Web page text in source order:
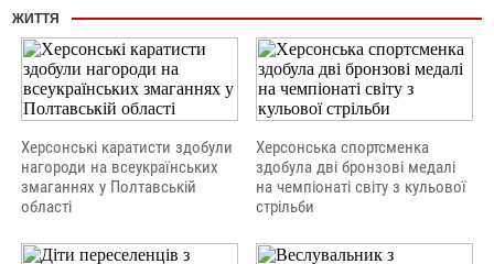
ЖИТТЯ
Херсонські каратисти здобули
нагороди на всеукраїнських
змаганнях у Полтавській
області
Херсонська спортсменка
здобула дві бронзові медалі
на чемпіонаті світу з кульової
стрільби